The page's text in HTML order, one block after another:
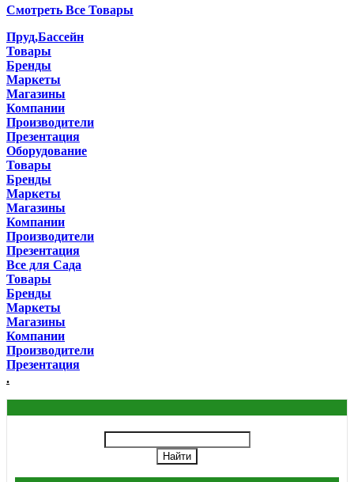
Смотреть Все Товары
Пруд,Бассейн
Товары
Бренды
Маркеты
Магазины
Компании
Производители
Презентация
Оборудование
Товары
Бренды
Маркеты
Магазины
Компании
Производители
Презентация
Все для Сада
Товары
Бренды
Маркеты
Магазины
Компании
Производители
Презентация
.